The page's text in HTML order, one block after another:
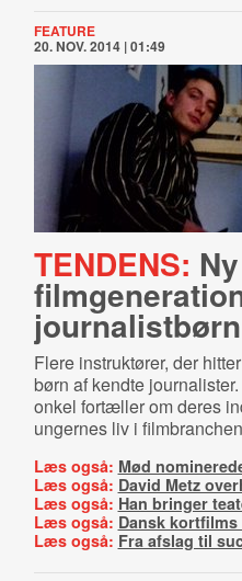
FEATURE
20. NOV. 2014 | 01:49
TENDENS: Ny
journalistbørn
Flere instruktører, der
børn af kendte
onkel fortæller om deres
ungernes liv i
Læs også: Mød
Læs også: David Metz
Læs også: Han bringer
Læs også: Dansk kortfilms
Læs også: Fra afslag til